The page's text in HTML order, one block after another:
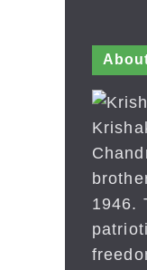
1946.